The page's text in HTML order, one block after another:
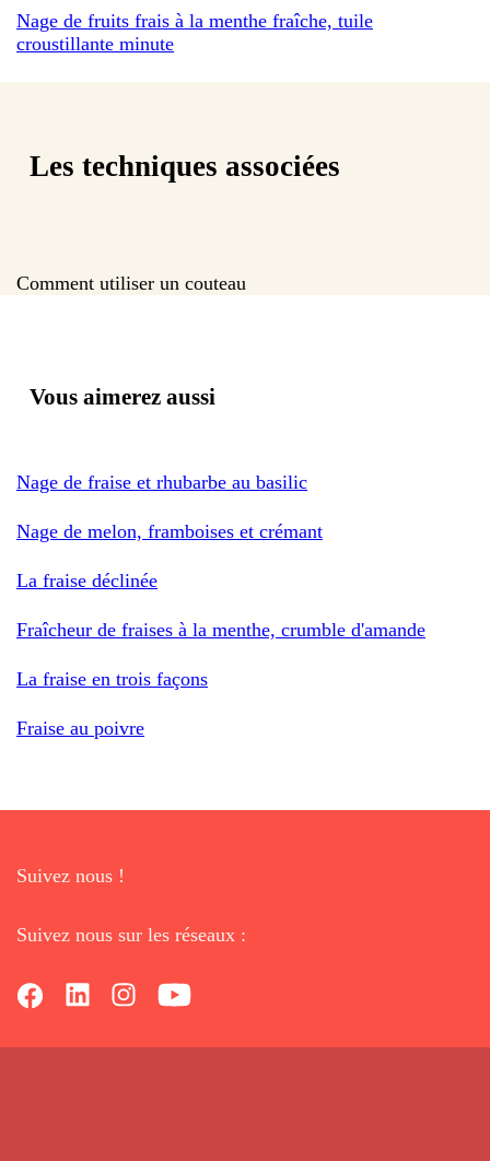
Nage de fruits frais à la menthe fraîche, tuile
croustillante minute
Les techniques associées
Comment utiliser un couteau
Vous aimerez aussi
Nage de fraise et rhubarbe au basilic
Nage de melon, framboises et crémant
La fraise déclinée
Fraîcheur de fraises à la menthe, crumble d'amande
La fraise en trois façons
Fraise au poivre
Suivez nous !
Suivez nous sur les réseaux :